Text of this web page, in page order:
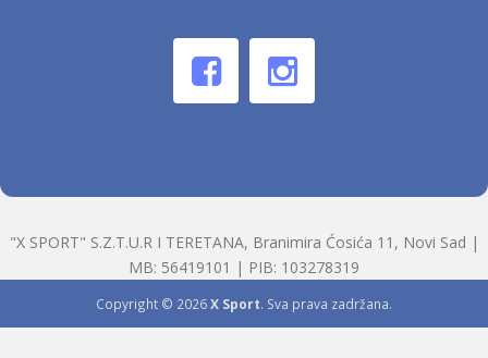
"X SPORT" S.Z.T.U.R I TERETANA, Branimira Ćosića 11, Novi Sad |
MB: 56419101 | PIB: 103278319
Copyright © 2026X Sport. Sva prava zadržana.